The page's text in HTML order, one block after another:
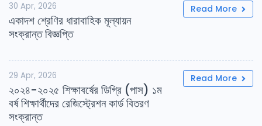
30 Apr, 2026
একাদশ শ্রেণির ধারাবাহিক মূল্যায়ন
সংক্রান্ত বিজ্ঞপ্তি
Read More
29 Apr, 2026
২০২৪-২০২৫ শিক্ষাবর্ষের ডিগ্রি (পাস) ১ম
বর্ষ শিক্ষার্থীদের রেজিস্ট্রেশন কার্ড বিতরণ
সংক্রান্ত
Read More